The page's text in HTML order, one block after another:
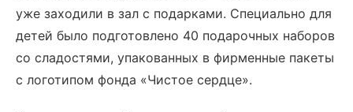
уже заходили в зал с подарками. Специально для
детей было подготовлено 40 подарочных наборов
со сладостями, упакованных в фирменные пакеты
с логотипом фонда «Чистое сердце».